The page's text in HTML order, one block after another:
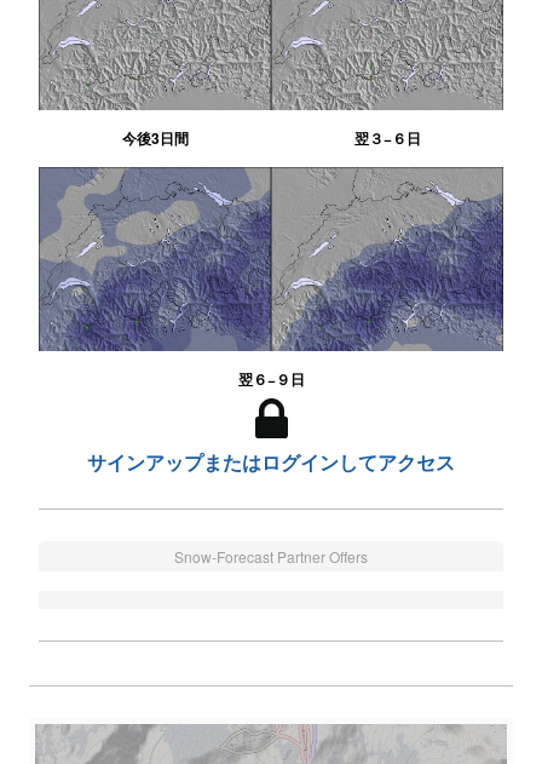
今後3日間 翌３−６日
翌６−９日
サインアップまたはログインしてアクセス
Snow-Forecast Partner Offers